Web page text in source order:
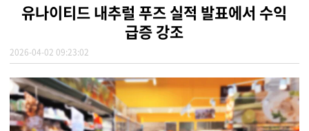
유나이티드 내추럴 푸즈 실적 발표에서 수익
급증 강조
2026-04-02 09:23:02